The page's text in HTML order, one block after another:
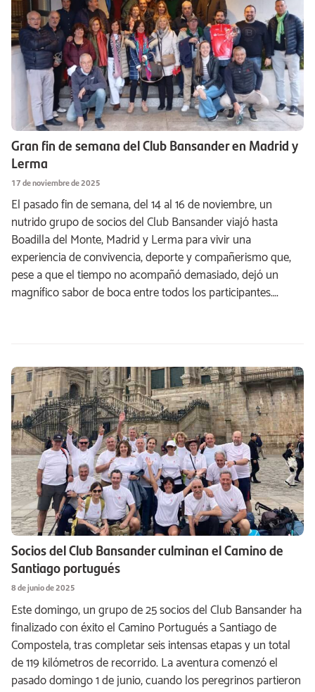
Gran fin de semana del Club Bansander en Madrid y
Lerma
17 de noviembre de 2025
El pasado fin de semana, del 14 al 16 de noviembre, un
nutrido grupo de socios del Club Bansander viajó hasta
Boadilla del Monte, Madrid y Lerma para vivir una
experiencia de convivencia, deporte y compañerismo que,
pese a que el tiempo no acompañó demasiado, dejó un
magnífico sabor de boca entre todos los participantes….
Socios del Club Bansander culminan el Camino de
Santiago portugués
8 de junio de 2025
Este domingo, un grupo de 25 socios del Club Bansander ha
finalizado con éxito el Camino Portugués a Santiago de
Compostela, tras completar seis intensas etapas y un total
de 119 kilómetros de recorrido. La aventura comenzó el
pasado domingo 1 de junio, cuando los peregrinos partieron